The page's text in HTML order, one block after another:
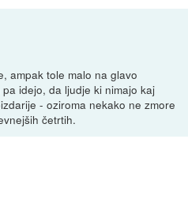
ampak tole malo na glavo
idejo, da ljudje ki nimajo kaj
- oziroma nekako ne zmore
četrtih.